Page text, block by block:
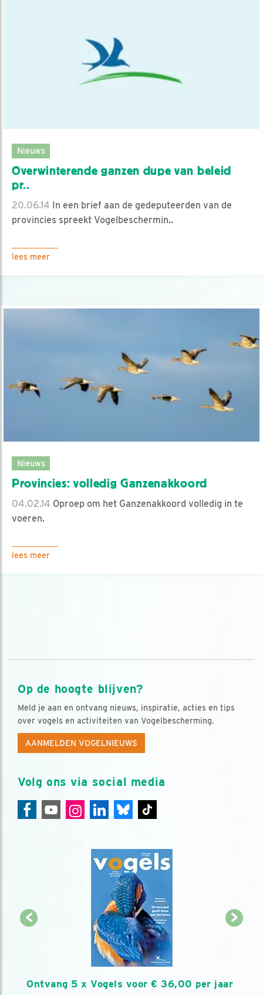
Nieuws
Overwinterende ganzen dupe van beleid
pr..
20.06.14 In een brief aan de gedeputeerden van de
provincies spreekt Vogelbeschermin..
lees meer
Nieuws
Provincies: volledig Ganzenakkoord
04.02.14 Oproep om het Ganzenakkoord volledig in te
voeren.
lees meer
Op de hoogte blijven?
Meld je aan en ontvang nieuws, inspiratie, acties en tips
over vogels en activiteiten van Vogelbescherming.
AANMELDEN VOGELNIEUWS
Volg ons via social media
Ontvang 5 x Vogels voor € 36,00 per jaar